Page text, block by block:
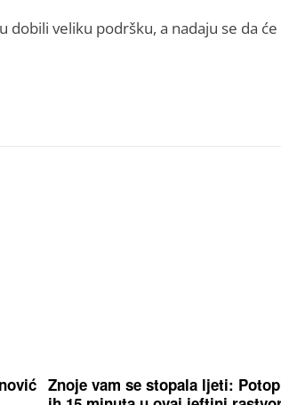
dobili veliku podršku, a nadaju se da će
Znoje vam se stopala ljeti: